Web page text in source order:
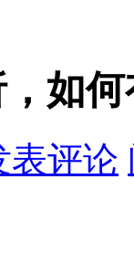
如
表评论